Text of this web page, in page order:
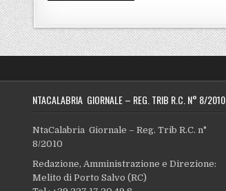
NTACALABRIA GIORNALE – REG. TRIB R.C. N° 8/2010
NtaCalabria Giornale – Reg. Trib R.C. n°
8/2010
Redazione, Amministrazione e Direzione:
Melito di Porto Salvo (RC)